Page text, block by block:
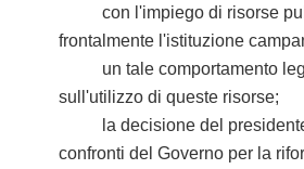
con l'impiego di risorse
frontalmente l'istituzione
un tale comportamento
sull'utilizzo di queste risorse;
la decisione del presidente
confronti del Governo per la